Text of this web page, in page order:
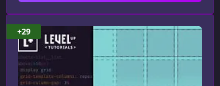
курсеМатериал выстроен так, чтобы шаг за
шагом провести вас от базовых концепций к
созданию сложных анимационных
последовательностей. Основные принципы
работы CSS T
+29